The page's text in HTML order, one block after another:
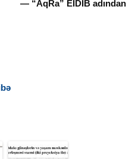
— “AqRa” EİDİB adından